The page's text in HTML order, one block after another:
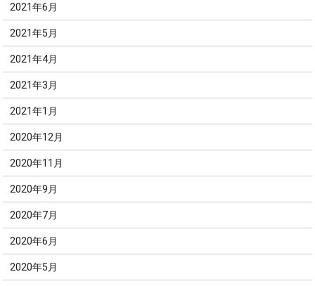
2021年6月
2021年5月
2021年4月
2021年3月
2021年1月
2020年12月
2020年11月
2020年9月
2020年7月
2020年6月
2020年5月